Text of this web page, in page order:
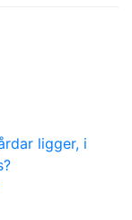
ligger, i